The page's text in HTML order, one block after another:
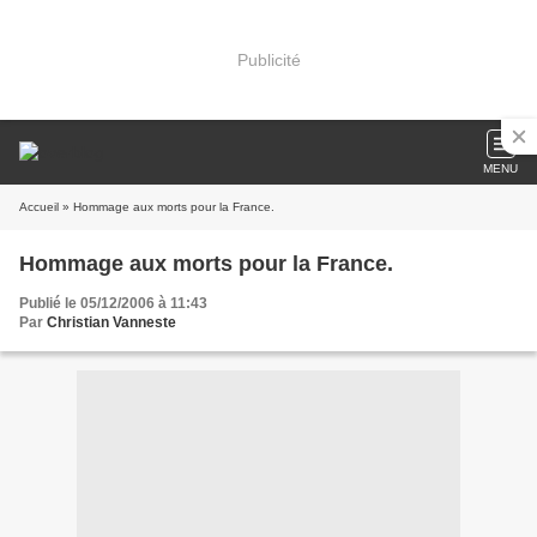
Publicité
MENU
Accueil » Hommage aux morts pour la France.
Hommage aux morts pour la France.
Publié le 05/12/2006 à 11:43
Par Christian Vanneste